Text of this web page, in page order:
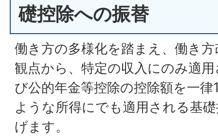
礎控除への振替
働き方の多様化を踏まえ、働き
観点から、特定の収入にのみ適
び公的年金等控除の控除額を一
ような所得にでも適用される基
げます。